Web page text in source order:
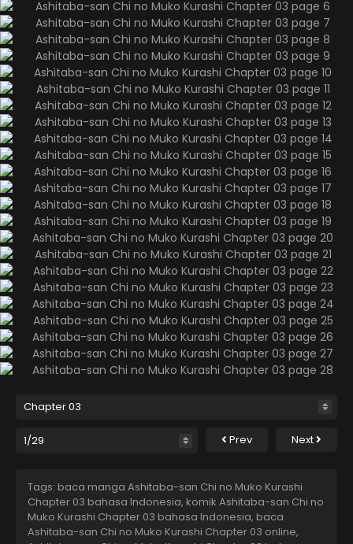
Prev Next
Tags: baca manga Ashitaba-san Chi no Muko Kurashi
Chapter 03 bahasa Indonesia, komik Ashitaba-san Chi no
Muko Kurashi Chapter 03 bahasa Indonesia, baca
Ashitaba-san Chi no Muko Kurashi Chapter 03 online,